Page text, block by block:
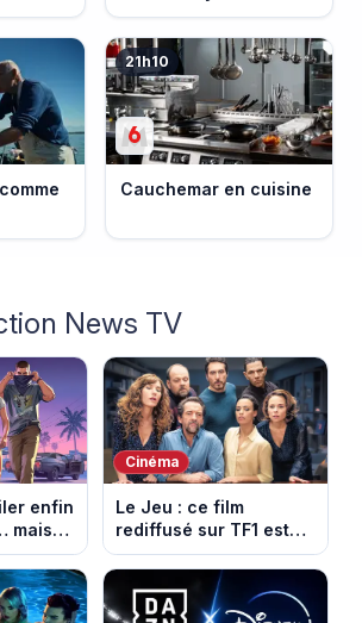
21h10
Cauchemar en cuisine
News TV
enfin
mais
Cinéma
Le Jeu : ce film
rediffusé sur TF1 est
adapté d’un succès
italien devenu un
phénomène mondial